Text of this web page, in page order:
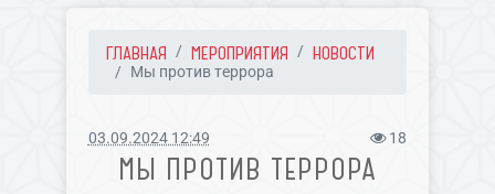
ГЛАВНАЯ МЕРОПРИЯТИЯ НОВОСТИ
Мы против террора
03.09.2024 12:49 18
МЫ ПРОТИВ ТЕРРОРА